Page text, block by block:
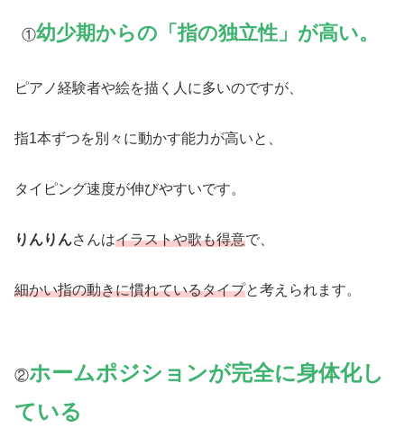
①幼少期からの「指の独立性」が高い。
ピアノ経験者や絵を描く人に多いのですが、
指1本ずつを別々に動かす能力が高いと、
タイピング速度が伸びやすいです。
りんりんさんはイラストや歌も得意で、
細かい指の動きに慣れているタイプと考えられます。
②ホームポジションが完全に身体化し
ている